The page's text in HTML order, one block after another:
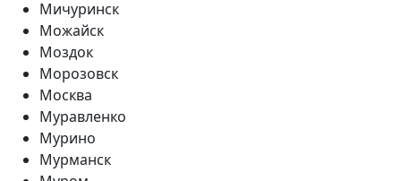
Мичуринск
Можайск
Моздок
Морозовск
Москва
Муравленко
Мурино
Мурманск